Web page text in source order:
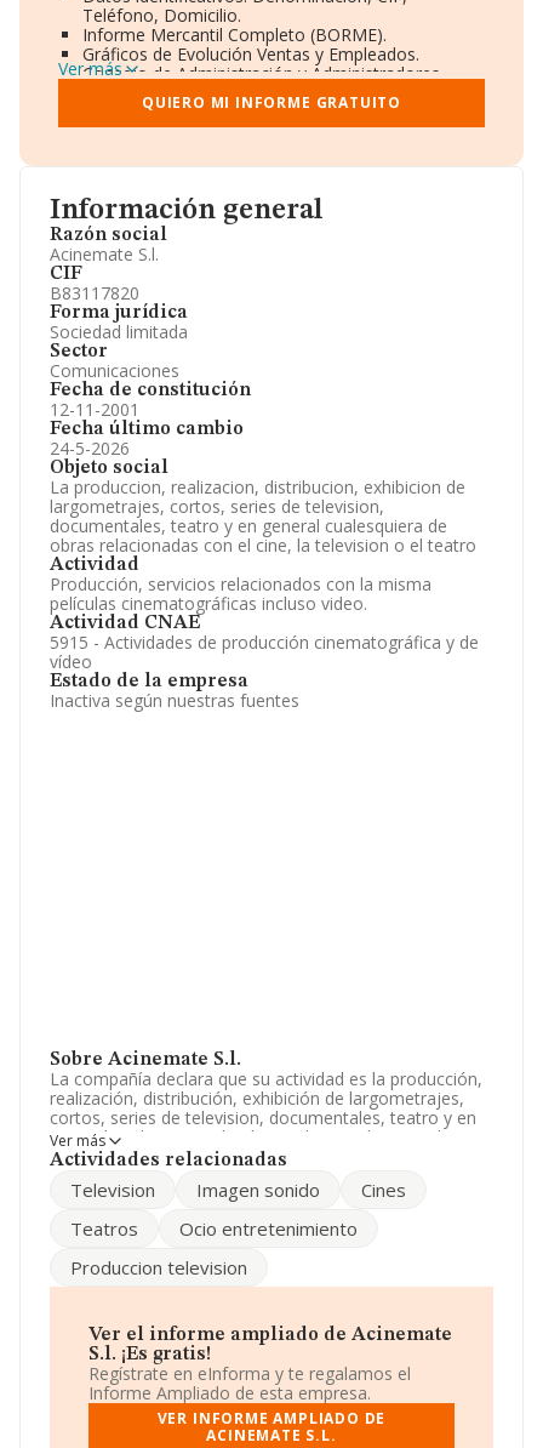
Información general
Razón social
Acinemate S.l.
CIF
B83117820
Forma jurídica
Sociedad limitada
Sector
Comunicaciones
Fecha de constitución
12-11-2001
Fecha último cambio
24-5-2026
Objeto social
La produccion, realizacion, distribucion, exhibicion de
largometrajes, cortos, series de television,
documentales, teatro y en general cualesquiera de
obras relacionadas con el cine, la television o el teatro
Actividad
Producción, servicios relacionados con la misma
películas cinematográficas incluso video.
Actividad CNAE
5915 - Actividades de producción cinematográfica y de
vídeo
Estado de la empresa
Inactiva según nuestras fuentes
Sobre Acinemate S.l.
La compañía declara que su actividad es la producción,
realización, distribución, exhibición de largometrajes,
cortos, series de television, documentales, teatro y en
general cualesquiera de obras relacionadas con el cine,
la television o el teatro. La empresa está registrada
con código 'Actividades de producción cinematográfica
exportación.
Para comunicarse con sus oficinas, el número de
teléfono es 917002788.
La sociedad Acinemate S.L, B83117820, está situada
en Calle Francos Rodriguez núm. 47 Bj, (28039), Madrid,
Madrid.
En relación con el sector y disponiendo de los datos de
hasta 9.483 empresas, a nivel nacional la facturación
Ver más
Actividades relacionadas
Television Imagen sonido
Cines
Teatros
Ocio entretenimiento
Produccion television
Ver el informe ampliado de Acinemate
S.l. ¡Es gratis!
Regístrate en eInforma y te regalamos el
Informe Ampliado de esta empresa.
VER INFORME AMPLIADO DE
ACINEMATE S.L.
Teléfono, Domicilio.
Informe Mercantil Completo (BORME).
Gráficos de Evolución Ventas y Empleados.
Consejo de Administración y Administradores.
Directivos y Ejecutivos.
Accionistas.
Participaciones y Vinculaciones en otras empresas.
Información oficial y registral complementaria.
Ver más
QUIERO MI INFORME GRATUITO